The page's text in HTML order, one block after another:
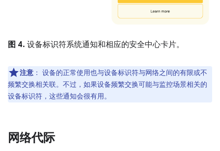
图 4. 设备标识符系统通知和相应的安全中心卡片。
注意 ： 设备的正常使用也与设备标识符与网络之间的有限或不
频繁交换相关联。不过，如果设备频繁交换可能与监控场景相关的
设备标识符，这些通知会很有用。
网络代际